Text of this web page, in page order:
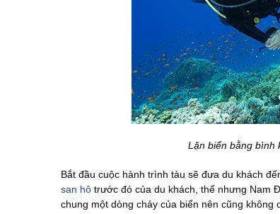
Lặn biển bằng bình
Bắt đầu cuộc hành trình tàu sẽ đưa du khách
san hô trước đó của du khách, thế nhưng Nam
chung một dòng chảy của biển nên cũng